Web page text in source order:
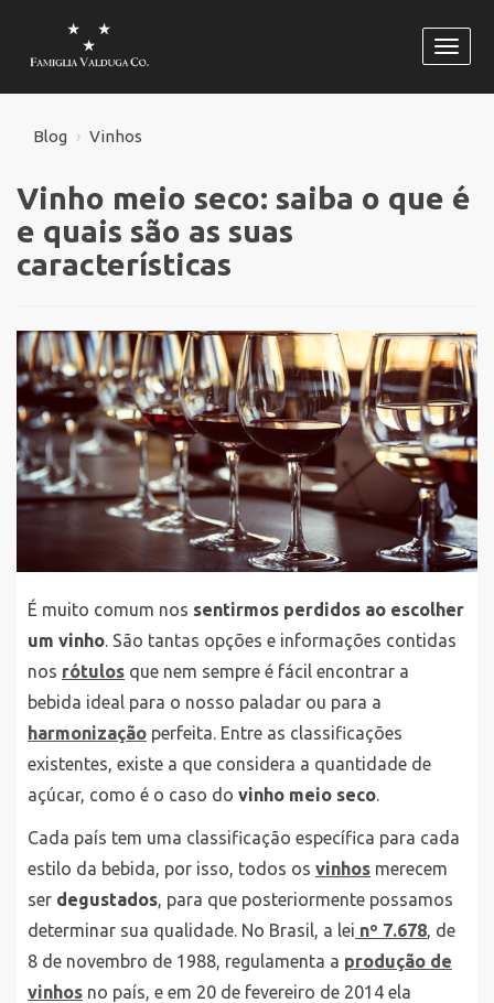
Blog Vinhos
Vinho meio seco: saiba o que é
e quais são as suas
características
É muito comum nos sentirmos perdidos ao escolher
um vinho. São tantas opções e informações contidas
nos rótulos que nem sempre é fácil encontrar a
bebida ideal para o nosso paladar ou para a
harmonização perfeita. Entre as classificações
existentes, existe a que considera a quantidade de
açúcar, como é o caso do vinho meio seco.
Cada país tem uma classificação específica para cada
estilo da bebida, por isso, todos os vinhos merecem
ser degustados, para que posteriormente possamos
determinar sua qualidade. No Brasil, a lei nº 7.678, de
8 de novembro de 1988, regulamenta a produção de
vinhos no país, e em 20 de fevereiro de 2014 ela